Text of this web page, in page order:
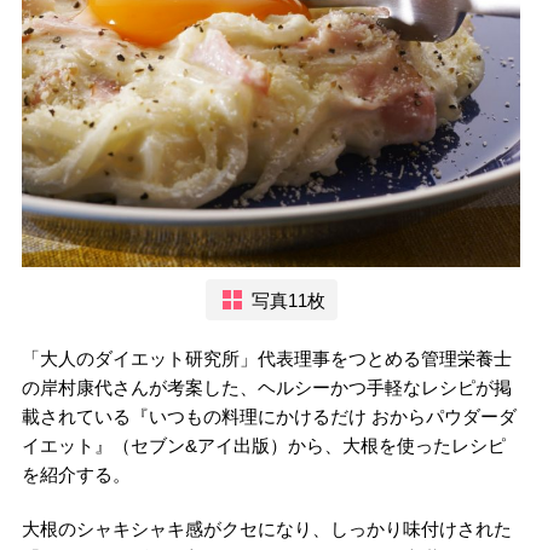
写真11枚
「大人のダイエット研究所」代表理事をつとめる管理栄養士
の岸村康代さんが考案した、ヘルシーかつ手軽なレシピが掲
載されている『いつもの料理にかけるだけ おからパウダーダ
イエット』（セブン&アイ出版）から、大根を使ったレシピ
を紹介する。
大根のシャキシャキ感がクセになり、しっかり味付けされた